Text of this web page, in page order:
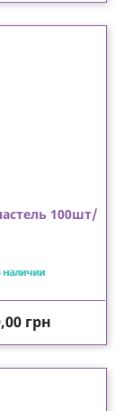
100шт/
наличии
грн